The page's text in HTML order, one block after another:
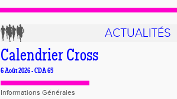
ACTUALITÉS
Calendrier Cross
6 Août 2026 - CDA 65
Informations Générales